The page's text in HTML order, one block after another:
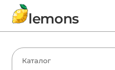
lemons
Каталог